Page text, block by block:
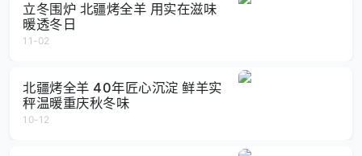
立冬围炉 北疆烤全羊 用实在滋味
暖透冬日
11-02
北疆烤全羊 40年匠心沉淀 鲜羊实
秤温暖重庆秋冬味
10-12